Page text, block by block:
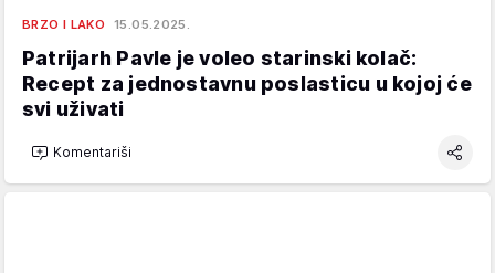
BRZO I LAKO 15.05.2025.
Patrijarh Pavle je voleo starinski kolač:
Recept za jednostavnu poslasticu u kojoj će
svi uživati
Komentariši